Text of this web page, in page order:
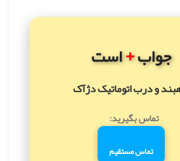
جواب+است
و درب اتوماتیک دژآک
تماس بگیرید:
تماس مستقیم